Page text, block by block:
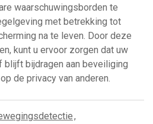
waarschuwingsborden te
met betrekking tot
na te leven. Door deze
kunt u ervoor zorgen dat uw
bijdragen aan beveiliging
de privacy van anderen.
,